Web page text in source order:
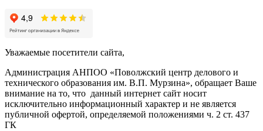
Уважаемые посетители сайта,
Администрация АНПОО «Поволжский центр делового и
технического образования им. В.П. Мурзина», обращает Ваше
внимание на то, что данный интернет сайт носит
исключительно информационный характер и не является
публичной офертой, определяемой положениями ч. 2 ст. 437
ГК